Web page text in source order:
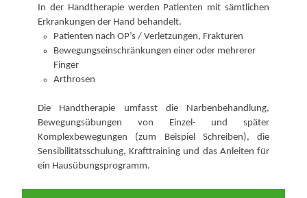
In der Handtherapie werden Patienten mit sämtlichen
Erkrankungen der Hand behandelt.
Patienten nach OP’s / Verletzungen, Frakturen
Bewegungseinschränkungen einer oder mehrerer
Finger
Arthrosen
Die Handtherapie umfasst die Narbenbehandlung,
Bewegungsübungen von Einzel- und später
Komplexbewegungen (zum Beispiel Schreiben), die
Sensibilitätsschulung, Krafttraining und das Anleiten für
ein Hausübungsprogramm.